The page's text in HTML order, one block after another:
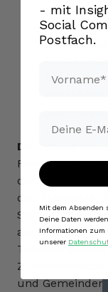
ebenso
das
Benötigt
Die
Revier zu
die
das Rheinische
Standort für
auch für
und
- mit
Social
Postfach.
Mit dem
Deine Daten
Informationen
unserer